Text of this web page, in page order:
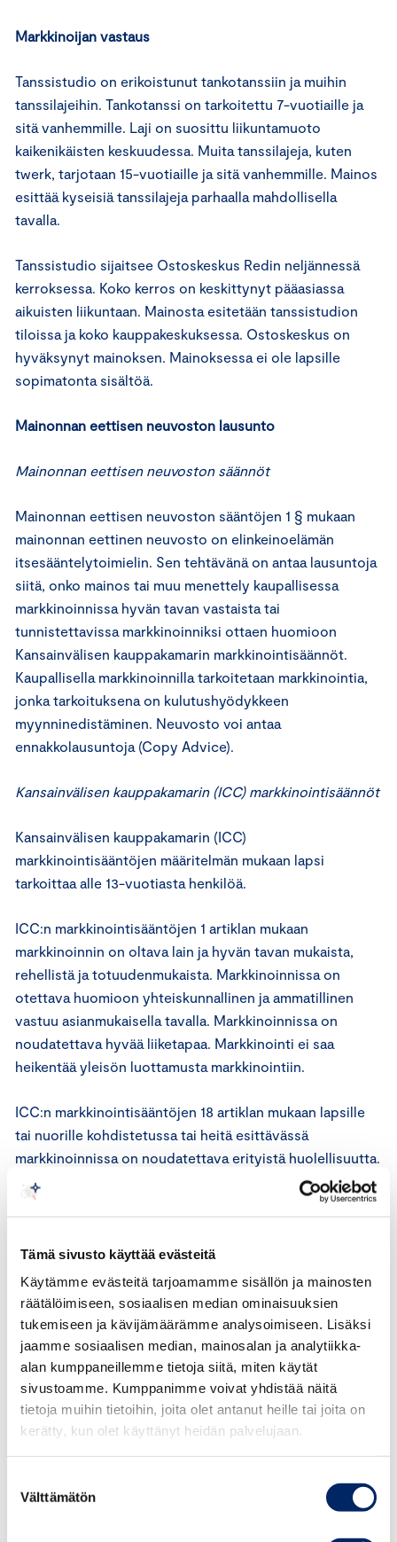
Tämä sivusto käyttää evästeitä
Käytämme evästeitä tarjoamamme sisällön ja mainosten
räätälöimiseen, sosiaalisen median ominaisuuksien
tukemiseen ja kävijämäärämme analysoimiseen. Lisäksi
jaamme sosiaalisen median, mainosalan ja analytiikka-
alan kumppaneillemme tietoja siitä, miten käytät
sivustoamme. Kumppanimme voivat yhdistää näitä
tietoja muihin tietoihin, joita olet antanut heille tai joita on
kerätty, kun olet käyttänyt heidän palvelujaan.
valinta
Välttämätön
Markkinoijan vastaus
Tanssistudio on erikoistunut tankotanssiin ja muihin
tanssilajeihin. Tankotanssi on tarkoitettu 7-vuotiaille ja
sitä vanhemmille. Laji on suosittu liikuntamuoto
kaikenikäisten keskuudessa. Muita tanssilajeja, kuten
twerk, tarjotaan 15-vuotiaille ja sitä vanhemmille. Mainos
esittää kyseisiä tanssilajeja parhaalla mahdollisella
tavalla.
Tanssistudio sijaitsee Ostoskeskus Redin neljännessä
kerroksessa. Koko kerros on keskittynyt pääasiassa
aikuisten liikuntaan. Mainosta esitetään tanssistudion
tiloissa ja koko kauppakeskuksessa. Ostoskeskus on
hyväksynyt mainoksen. Mainoksessa ei ole lapsille
sopimatonta sisältöä.
Mainonnan eettisen neuvoston lausunto
Mainonnan eettisen neuvoston säännöt
Mainonnan eettisen neuvoston sääntöjen 1 § mukaan
mainonnan eettinen neuvosto on elinkeinoelämän
itsesääntelytoimielin. Sen tehtävänä on antaa lausuntoja
siitä, onko mainos tai muu menettely kaupallisessa
markkinoinnissa hyvän tavan vastaista tai
tunnistettavissa markkinoinniksi ottaen huomioon
Kansainvälisen kauppakamarin markkinointisäännöt.
Kaupallisella markkinoinnilla tarkoitetaan markkinointia,
jonka tarkoituksena on kulutushyödykkeen
myynninedistäminen. Neuvosto voi antaa
ennakkolausuntoja (Copy Advice).
Kansainvälisen kauppakamarin (ICC) markkinointisäännöt
Kansainvälisen kauppakamarin (ICC)
markkinointisääntöjen määritelmän mukaan lapsi
tarkoittaa alle 13-vuotiasta henkilöä.
ICC:n markkinointisääntöjen 1 artiklan mukaan
markkinoinnin on oltava lain ja hyvän tavan mukaista,
rehellistä ja totuudenmukaista. Markkinoinnissa on
otettava huomioon yhteiskunnallinen ja ammatillinen
vastuu asianmukaisella tavalla. Markkinoinnissa on
noudatettava hyvää liiketapaa. Markkinointi ei saa
heikentää yleisön luottamusta markkinointiin.
ICC:n markkinointisääntöjen 18 artiklan mukaan lapsille
tai nuorille kohdistetussa tai heitä esittävässä
markkinoinnissa on noudatettava erityistä huolellisuutta.
Lapsille tai nuorille kohdistetussa mediassa ei saa
markkinoida tuotteita, jotka ovat heille laittomia tai
saattaa vahingoittaa lapsia tai nuoria henkisesti,
moraalisesti tai fyysisesti.
Asian arviointi
Asiassa on kysymys julkisessa tilassa esitetystä
videomainoksesta, jossa mainostetaan tanssistudiota.
Mainos sisältää lyhyitä ja samalla hyvin vauhdikkaita
otoksia erilaisista tanssitilanteista. Tanssijat ovat
pukeutuneet kevyesti. Lausunnonpyytäjän käsityksen
mukaan mainos on lapsille sopimaton. Markkinoijan
mukaan mainoksessa ei ole lapsille sopimatonta sisältöä.